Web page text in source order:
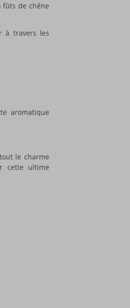
fûts de chêne
à travers les
aromatique
le charme
cette ultime